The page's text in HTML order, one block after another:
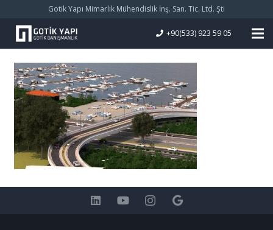
Gotik Yapı Mimarlık Mühendislik İnş. San. Tic. Ltd. Şti
+90(533) 923 59 05